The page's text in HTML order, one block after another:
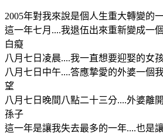
2005年對我來說是個人生重大轉變的
這一年七月....我退伍出來重新變成一
白癡
八月七日凌晨....我一直想要迎娶的女
八月七日中午....答應摯愛的外婆一個
望
八月七日晚間八點二十三分....外婆離
孫子
這一年是讓我失去最多的一年....也是